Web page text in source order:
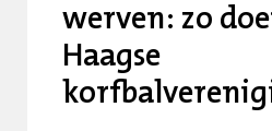
werven: zo
Haagse